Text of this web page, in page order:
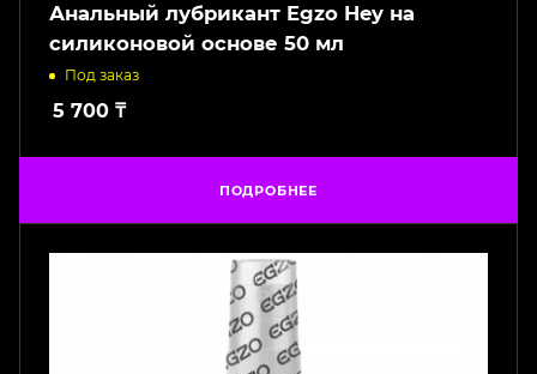
Анальный лубрикант Egzo Hey на
силиконовой основе 50 мл
Под заказ
5 700 ₸
ПОДРОБНЕЕ